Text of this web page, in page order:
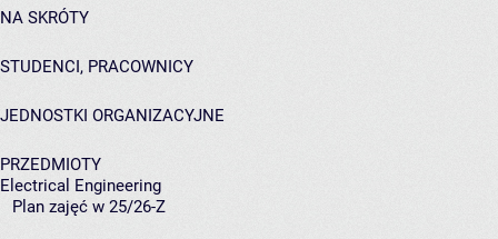
NA SKRÓTY
STUDENCI, PRACOWNICY
JEDNOSTKI ORGANIZACYJNE
PRZEDMIOTY
Electrical Engineering
Plan zajęć w 25/26-Z